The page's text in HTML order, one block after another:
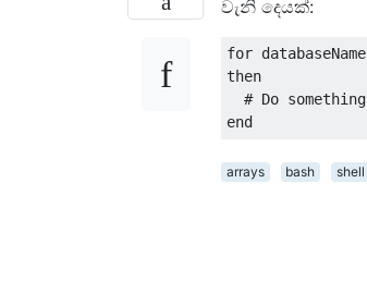
වැනි දෙයක්:
for databaseName
then
# Do something
end
arrays bash shell